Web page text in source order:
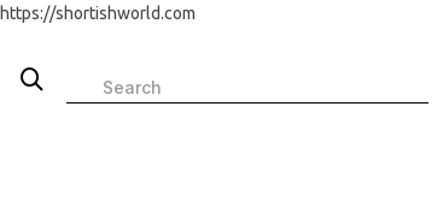
https://shortishworld.com